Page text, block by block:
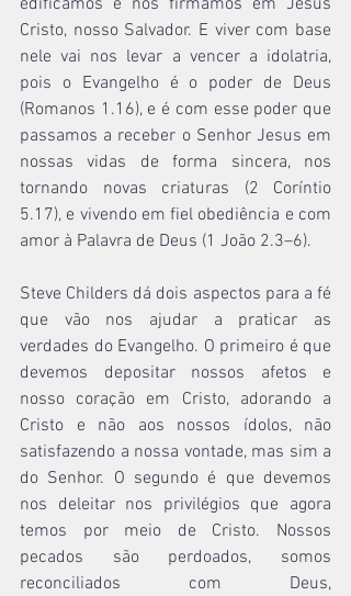
edificamos e nos firmamos em Jesus
Cristo, nosso Salvador. E viver com base
nele vai nos levar a vencer a idolatria,
pois o Evangelho é o poder de Deus
(Romanos 1.16), e é com esse poder que
passamos a receber o Senhor Jesus em
nossas vidas de forma sincera, nos
tornando novas criaturas (2 Coríntio
5.17), e vivendo em fiel obediência e com
amor à Palavra de Deus (1 João 2.3–6).
Steve Childers dá dois aspectos para a fé
que vão nos ajudar a praticar as
verdades do Evangelho. O primeiro é que
devemos depositar nossos afetos e
nosso coração em Cristo, adorando a
Cristo e não aos nossos ídolos, não
satisfazendo a nossa vontade, mas sim a
do Senhor. O segundo é que devemos
nos deleitar nos privilégios que agora
temos por meio de Cristo. Nossos
pecados são perdoados, somos
reconciliados com Deus,